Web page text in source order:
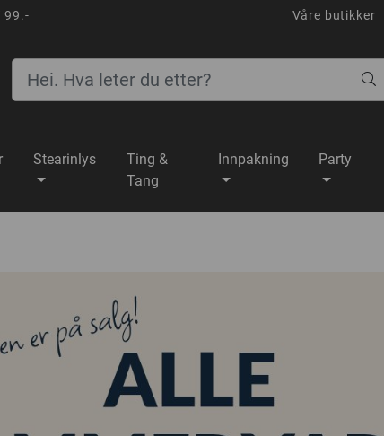
99.- Våre butikker
Stearinlys
Ting &
Tang
Innpakning Party